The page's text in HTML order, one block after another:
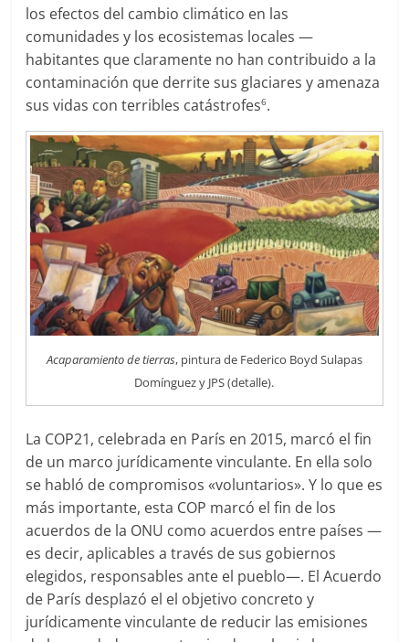
los efectos del cambio climático en las
comunidades y los ecosistemas locales —
habitantes que claramente no han contribuido a la
contaminación que derrite sus glaciares y amenaza
sus vidas con terribles catástrofes6.
Acaparamiento de tierras, pintura de Federico Boyd Sulapas
Domínguez y JPS (detalle).
La COP21, celebrada en París en 2015, marcó el fin
de un marco jurídicamente vinculante. En ella solo
se habló de compromisos «voluntarios». Y lo que es
más importante, esta COP marcó el fin de los
acuerdos de la ONU como acuerdos entre países —
es decir, aplicables a través de sus gobiernos
elegidos, responsables ante el pueblo—. El Acuerdo
de París desplazó el el objetivo concreto y
jurídicamente vinculante de reducir las emisiones